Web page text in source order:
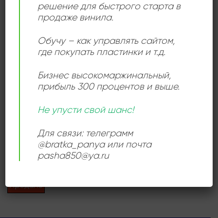
происходит от латинского «novus» = «новый».
Add to
wishlist
Hanns Eisler – Lieder Mit
Ernst Busch
960,00₽
Продается: Интернет-магазин
Продано
решение для быстрого старта в
продаже винила.
Обучу – как управлять сайтом,
где покупать пластинки и т.д.
Бизнес высокомаржинальный,
прибыль 300 процентов и выше.
Не упусти свой шанс!
Для связи: телеграмм
@bratka_panya или почта
pasha850@ya.ru